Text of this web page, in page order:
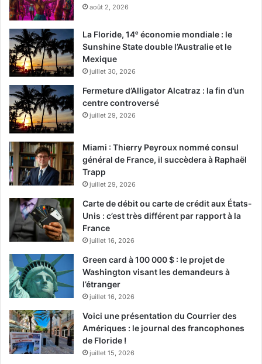
août 2, 2026
La Floride, 14ᵉ économie mondiale : le
Sunshine State double l’Australie et le
Mexique
juillet 30, 2026
Fermeture d’Alligator Alcatraz : la fin d’un
centre controversé
juillet 29, 2026
Miami : Thierry Peyroux nommé consul
général de France, il succèdera à Raphaël
Trapp
juillet 29, 2026
Carte de débit ou carte de crédit aux États-
Unis : c’est très différent par rapport à la
France
juillet 16, 2026
Green card à 100 000 $ : le projet de
Washington visant les demandeurs à
l’étranger
juillet 16, 2026
Voici une présentation du Courrier des
Amériques : le journal des francophones
de Floride !
juillet 15, 2026